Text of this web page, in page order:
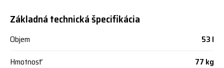
Základná technická špecifikácia
Objem
53 l
Hmotnosť
77 kg